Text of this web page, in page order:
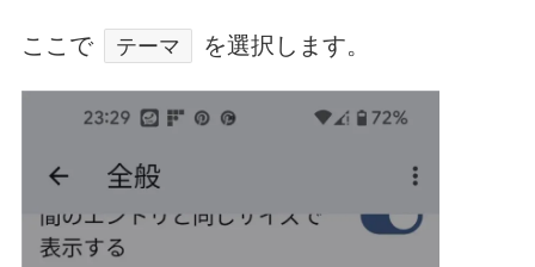
ここで テーマ を選択します。